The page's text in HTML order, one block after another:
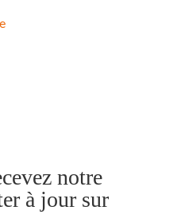
notre
à jour sur